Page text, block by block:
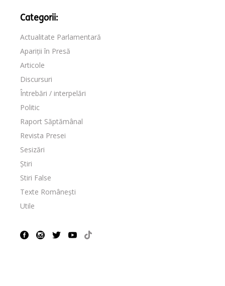
Categorii:
Actualitate Parlamentară
Apariții în Presă
Articole
Discursuri
Întrebări / interpelări
Politic
Raport Săptămânal
Revista Presei
Sesizări
Știri
Stiri False
Texte Românești
Utile